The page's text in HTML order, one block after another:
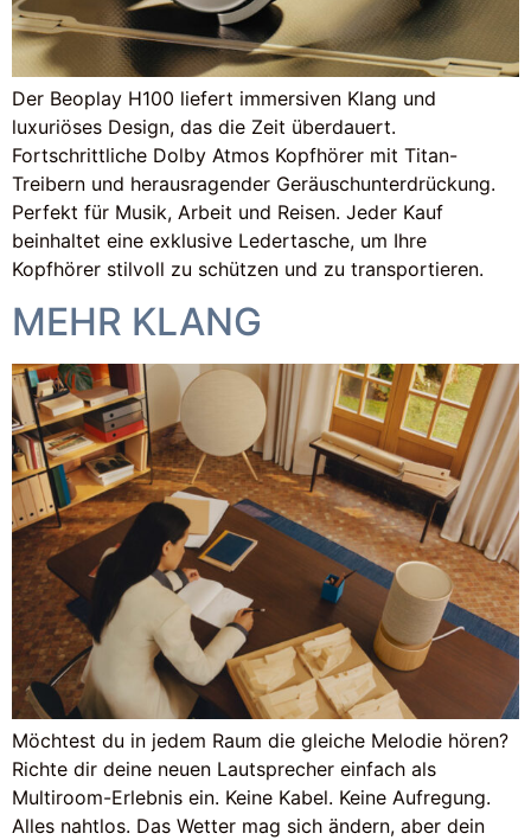
Der Beoplay H100 liefert immersiven Klang und
luxuriöses Design, das die Zeit überdauert.
Fortschrittliche Dolby Atmos Kopfhörer mit Titan-
Treibern und herausragender Geräuschunterdrückung.
Perfekt für Musik, Arbeit und Reisen. Jeder Kauf
beinhaltet eine exklusive Ledertasche, um Ihre
Kopfhörer stilvoll zu schützen und zu transportieren.
MEHR KLANG
Möchtest du in jedem Raum die gleiche Melodie hören?
Richte dir deine neuen Lautsprecher einfach als
Multiroom-Erlebnis ein. Keine Kabel. Keine Aufregung.
Alles nahtlos. Das Wetter mag sich ändern, aber dein